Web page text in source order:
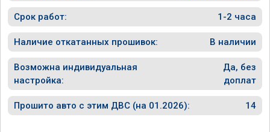
Срок работ: 1-2 часа
Наличие откатанных прошивок: В наличии
Возможна индивидуальная
настройка:
Да, без
доплат
Прошито авто с этим ДВС (на 01.2026): 14